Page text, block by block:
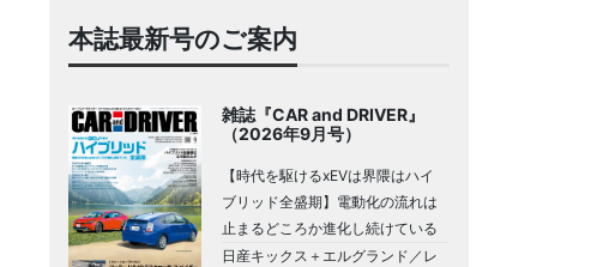
本誌最新号のご案内
雑誌『CAR and DRIVER』
（2026年9月号）
【時代を駆けるxEVは界隈はハイ
ブリッド全盛期】電動化の流れは
止まるどころか進化し続けている
日産キックス＋エルグランド／レ